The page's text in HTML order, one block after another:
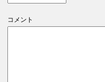
コメント